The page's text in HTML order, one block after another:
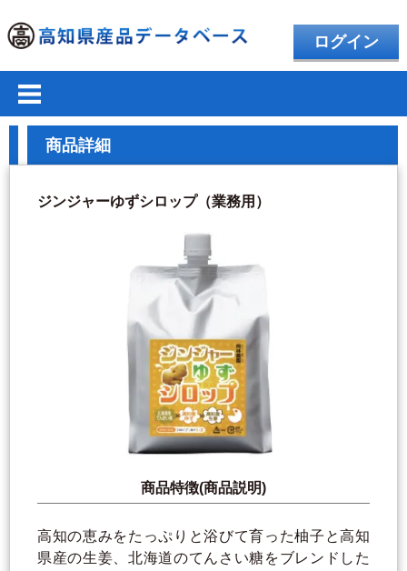
ログイン
商品詳細
ジンジャーゆずシロップ（業務用）
商品特徴(商品説明)
高知の恵みをたっぷりと浴びて育った柚子と高知
県産の生姜、北海道のてんさい糖をブレンドした